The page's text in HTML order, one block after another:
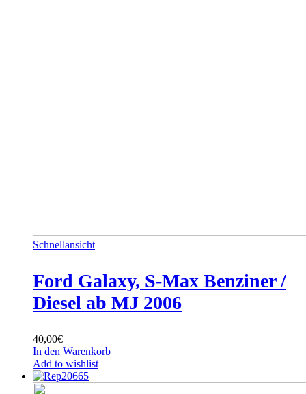
Schnellansicht
Ford Galaxy, S-Max Benziner /
Diesel ab MJ 2006
40,00€
In den Warenkorb
Add to wishlist